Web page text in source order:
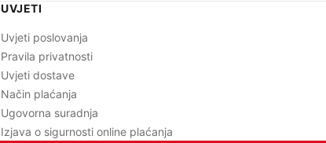
UVJETI
Uvjeti poslovanja
Pravila privatnosti
Uvjeti dostave
Način plaćanja
Ugovorna suradnja
Izjava o sigurnosti online plaćanja